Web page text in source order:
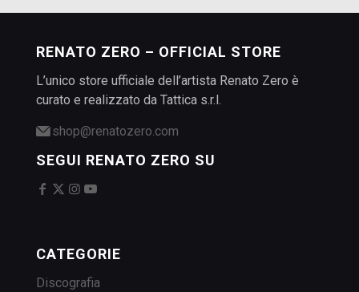
RENATO ZERO – OFFICIAL STORE
L’unico store ufficiale dell’artista Renato Zero è
curato e realizzato da Tattica s.r.l.
shop@renatozero.com
SEGUI RENATO ZERO SU
CATEGORIE
Discografia